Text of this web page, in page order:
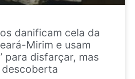
danificam cela da
Mirim e usam
para disfarçar, mas